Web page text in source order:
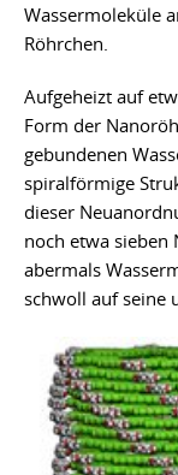
Wassermoleküle
Röhrchen.
Aufgeheizt auf
Form der
gebundenen
spiralförmige
dieser
noch etwa sieben
abermals
schwoll auf seine